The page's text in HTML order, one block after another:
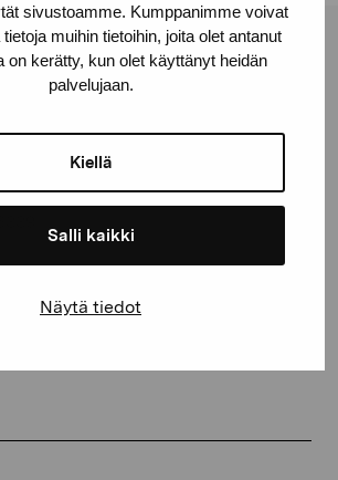
sivustoamme. Kumppanimme voivat
muihin tietoihin, joita olet antanut
on kerätty, kun olet käyttänyt heidän
palvelujaan.
Kiellä
Salli kaikki
Näytä tiedot
-säätiö
11